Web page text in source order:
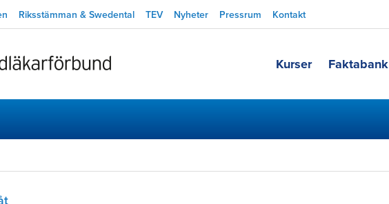
Riksstämman & Swedental TEV Nyheter Pressrum Kontakt
Kurser Faktabank